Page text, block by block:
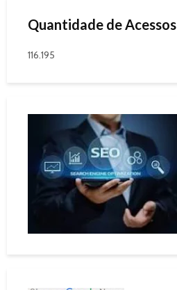
Quantidade de Acessos
116.195